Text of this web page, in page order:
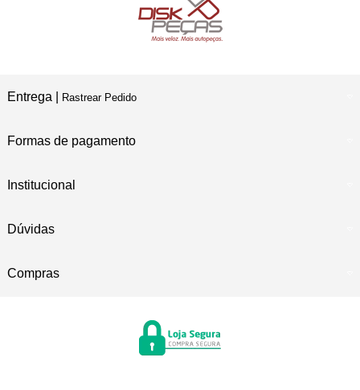
Entrega | Rastrear Pedido
Formas de pagamento
Institucional
Dúvidas
Compras